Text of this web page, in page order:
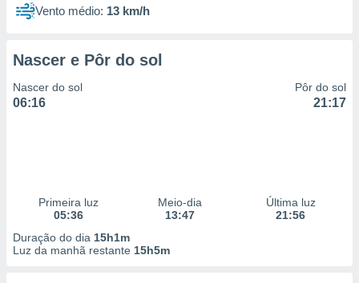
Vento médio: 13 km/h
Nascer e Pôr do sol
Nascer do sol
06:16
Pôr do sol
21:17
Primeira luz
05:36
Meio-dia
13:47
Última luz
21:56
Duração do dia 15h1m
Luz da manhã restante 15h5m